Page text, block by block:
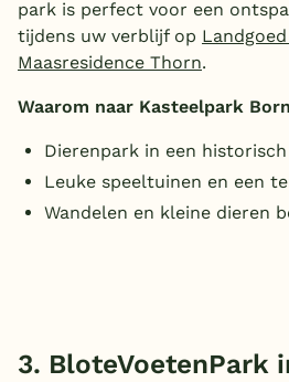
park is perfect voor een
tijdens uw verblijf op
Maasresidence Thorn.
Waarom naar Kasteelpark
Dierenpark in een
Leuke speeltuinen en een
Wandelen en kleine dieren
3. BloteVoetenPark